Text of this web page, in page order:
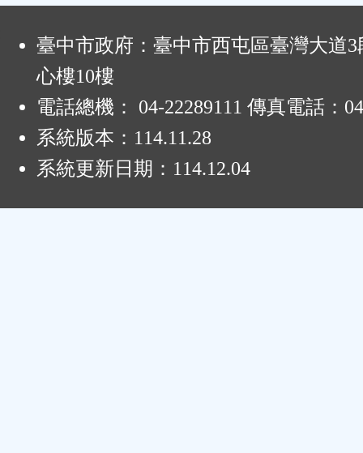
臺中市政府：臺中市西屯區臺灣大道3
心樓10樓
電話總機： 04-22289111 傳真電話：
系統版本： 114.11.28
系統更新日期： 114.12.04